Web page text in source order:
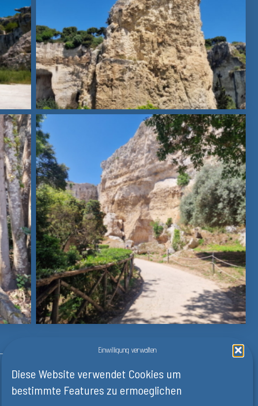
Einwilligung verwalten
Diese Website verwendet Cookies um
bestimmte Features zu ermoeglichenParco Archeologico della Neapolis 4